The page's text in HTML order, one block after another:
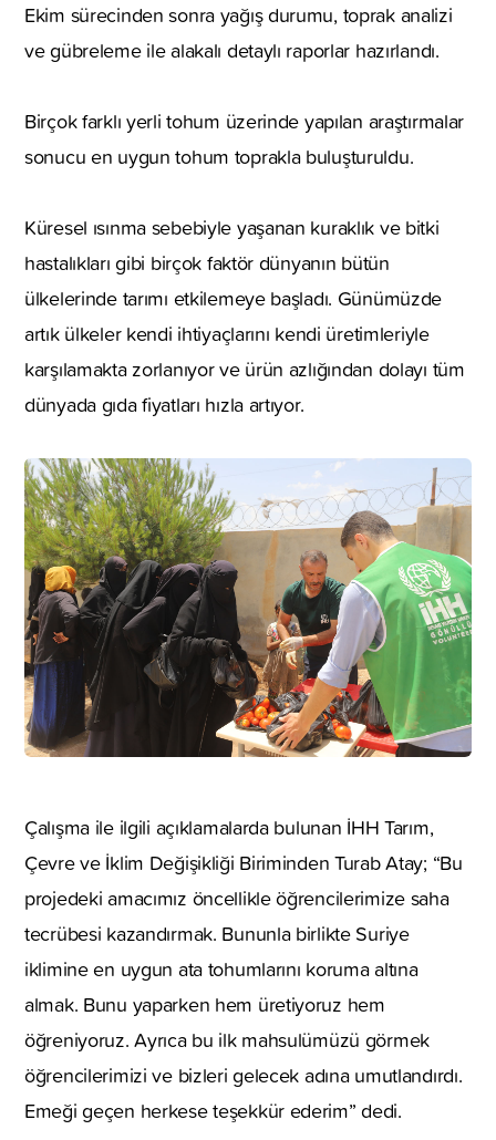
Ekim sürecinden sonra yağış durumu, toprak analizi
ve gübreleme ile alakalı detaylı raporlar hazırlandı.
Birçok farklı yerli tohum üzerinde yapılan araştırmalar
sonucu en uygun tohum toprakla buluşturuldu.
Küresel ısınma sebebiyle yaşanan kuraklık ve bitki
hastalıkları gibi birçok faktör dünyanın bütün
ülkelerinde tarımı etkilemeye başladı. Günümüzde
artık ülkeler kendi ihtiyaçlarını kendi üretimleriyle
karşılamakta zorlanıyor ve ürün azlığından dolayı tüm
dünyada gıda fiyatları hızla artıyor.
Çalışma ile ilgili açıklamalarda bulunan İHH Tarım,
Çevre ve İklim Değişikliği Biriminden Turab Atay; “Bu
projedeki amacımız öncellikle öğrencilerimize saha
tecrübesi kazandırmak. Bununla birlikte Suriye
iklimine en uygun ata tohumlarını koruma altına
almak. Bunu yaparken hem üretiyoruz hem
öğreniyoruz. Ayrıca bu ilk mahsulümüzü görmek
öğrencilerimizi ve bizleri gelecek adına umutlandırdı.
Emeği geçen herkese teşekkür ederim” dedi.